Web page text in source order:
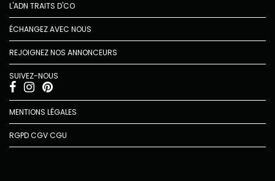
L'ADN TRAITS D'CO
ÉCHANGEZ AVEC NOUS
REJOIGNEZ NOS ANNONCEURS
SUIVEZ-NOUS
MENTIONS LÉGALES
RGPDCGVCGU